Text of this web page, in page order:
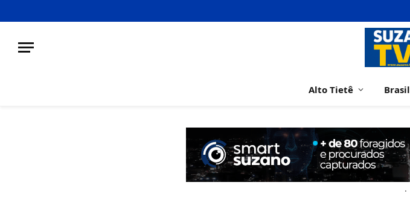
Alto Tietê Brasil
.